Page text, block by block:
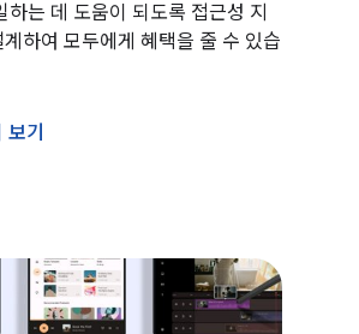
하는 데 도움이 되도록 접근성 지
계하여 모두에게 혜택을 줄 수 있습
기